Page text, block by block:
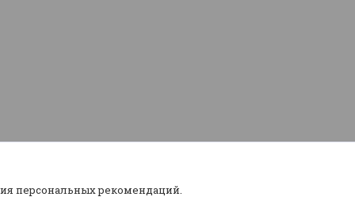
персональных рекомендаций.